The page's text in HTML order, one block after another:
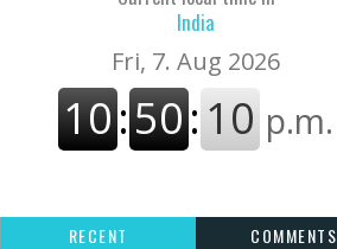
India
RECENT COMMENTS